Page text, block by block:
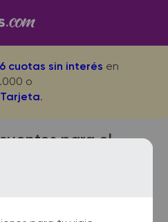
6 cuotas sin interés en
o
Tarjeta.
para el
a Rosario